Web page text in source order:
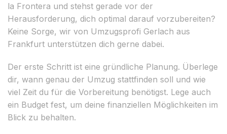
la Frontera und stehst gerade vor der
Herausforderung, dich optimal darauf vorzubereiten?
Keine Sorge, wir von Umzugsprofi Gerlach aus
Frankfurt unterstützen dich gerne dabei.
Der erste Schritt ist eine gründliche Planung. Überlege
dir, wann genau der Umzug stattfinden soll und wie
viel Zeit du für die Vorbereitung benötigst. Lege auch
ein Budget fest, um deine finanziellen Möglichkeiten im
Blick zu behalten.